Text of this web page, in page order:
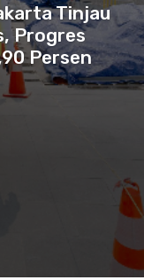
Tinjau
Progres
Persen